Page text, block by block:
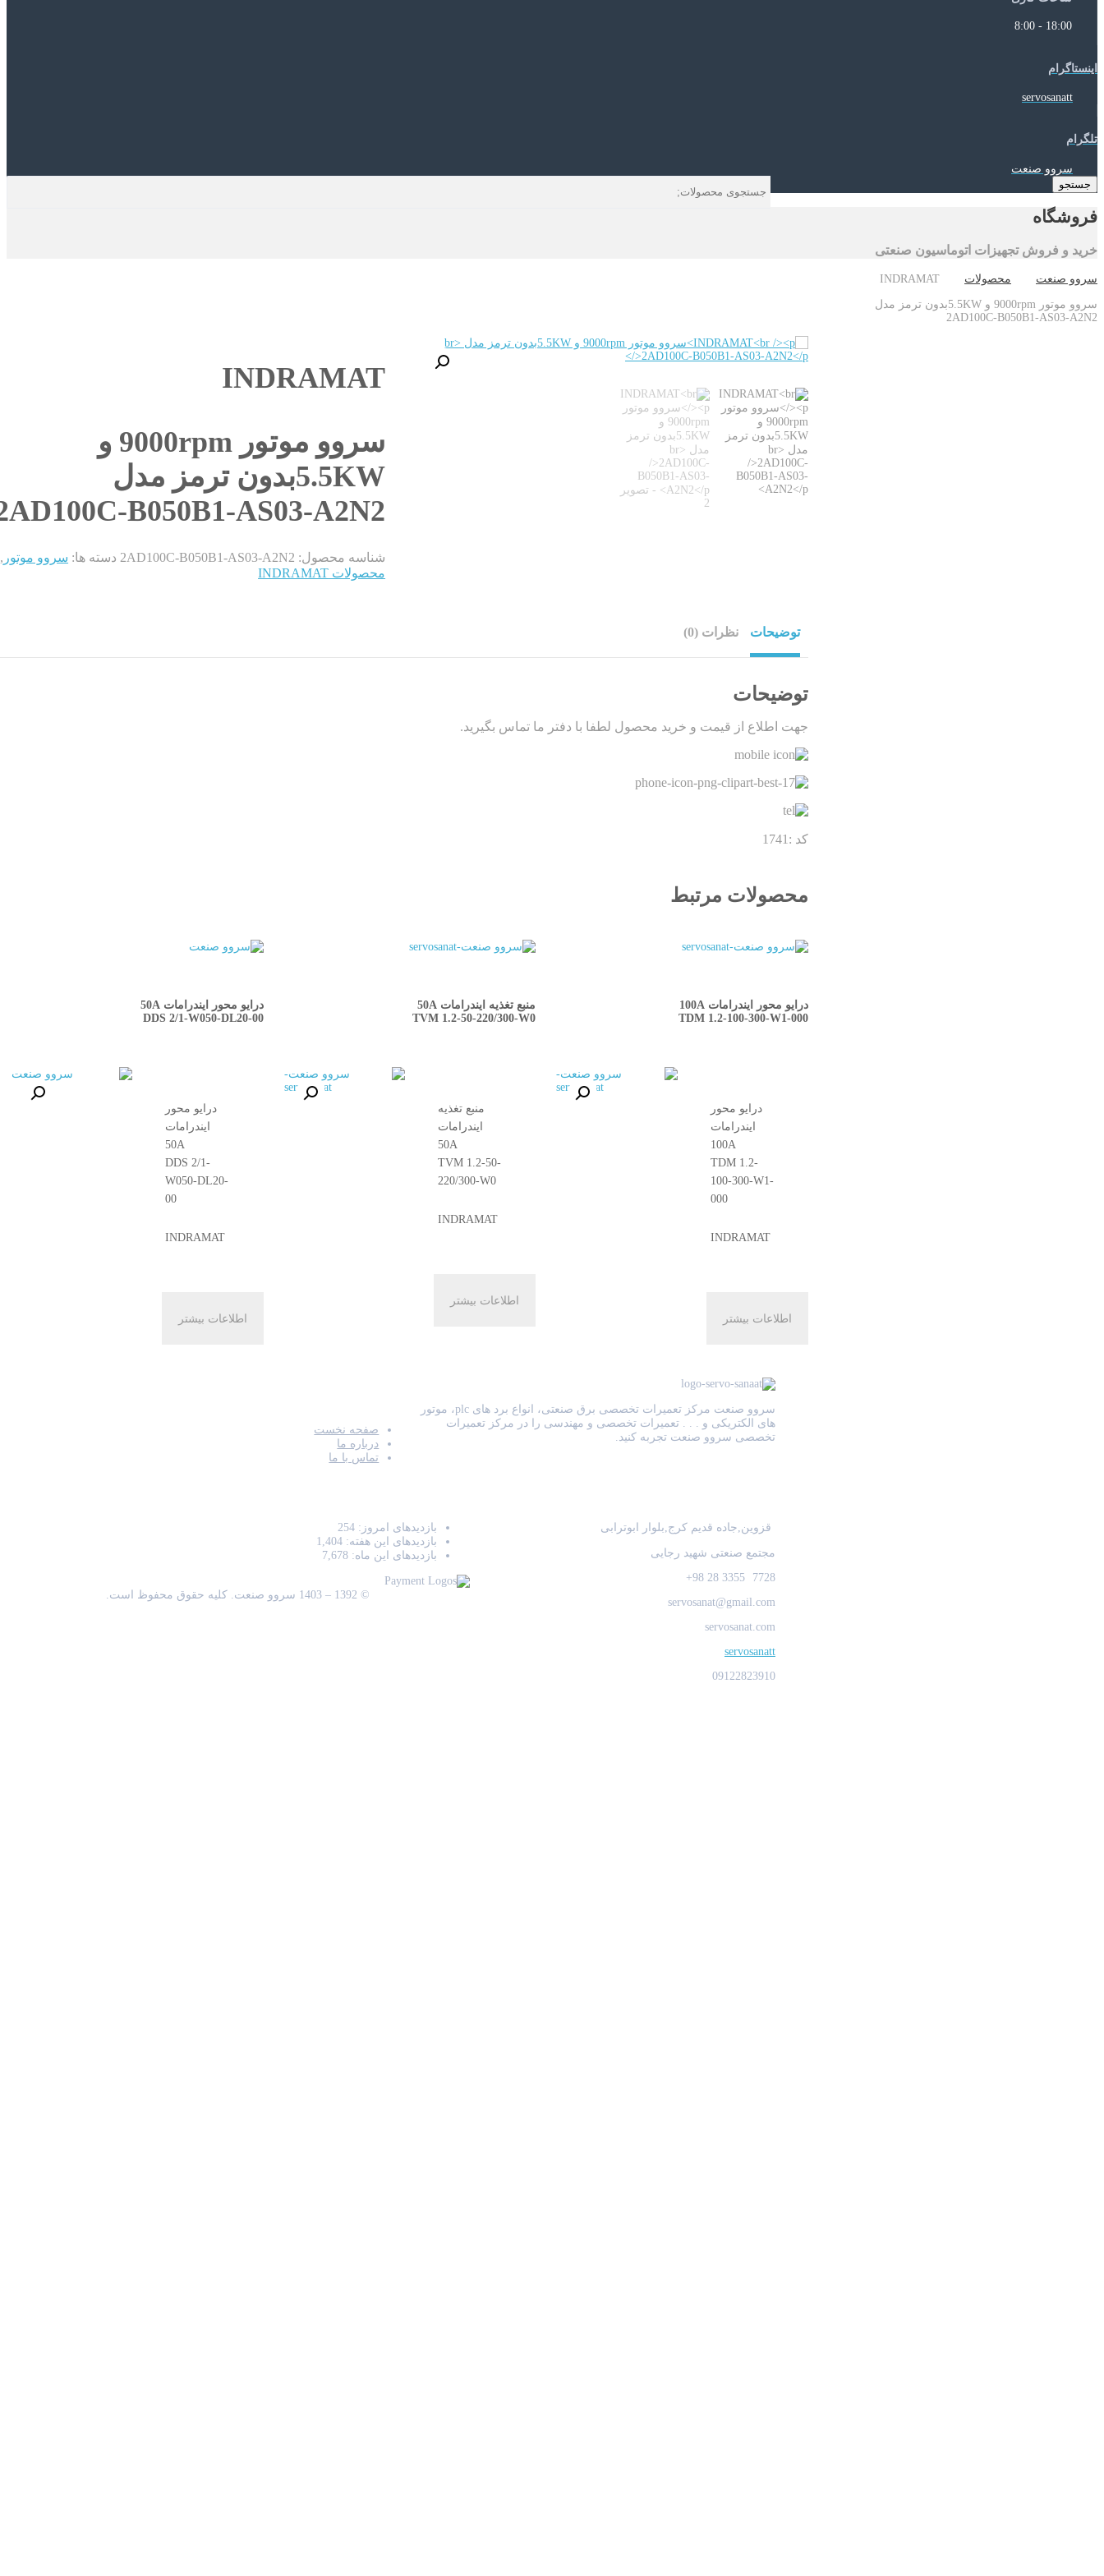
18:00 - 8:00
اینستاگرام
servosanatt
تلگرام
سروو صنعت
جستجو
فروشگاه
خرید و فروش تجهیزات اتوماسیون صنعتی
سروو صنعت محصولات INDRAMAT
سروو موتور 9000rpm و 5.5KWبدون ترمز مدل
2AD100C-B050B1-AS03-A2N2
INDRAMAT
سروو موتور 9000rpm و
5.5KWبدون ترمز مدل
B050B1-AS03-A2N2
شناسه محصول: 2AD100C-B050B1-AS03-A2N2 دسته ها: سروو موتور ,
محصولات INDRAMAT
توضیحات نظرات (0)
توضیحات
جهت اطلاع از قیمت و خرید محصول لطفا با دفتر ما تماس بگیرید.
کد :1741
محصولات مرتبط
درایو محور ایندرامات 100A
TDM 1.2-100-300-W1-000
درایو محور
ایندرامات
100A
TDM 1.2-
100-300-W1-
000
INDRAMAT
اطلاعات بیشتر
منبع تغذیه ایندرامات 50A
TVM 1.2-50-220/300-W0
منبع تغذیه
ایندرامات
50A
TVM 1.2-50-
220/300-W0
INDRAMAT
اطلاعات بیشتر
درایو محور ایندرامات 50A
DDS 2/1-W050-DL20-00
درایو محور
ایندرامات
50A
DDS 2/1-
W050-DL20-
00
INDRAMAT
اطلاعات بیشتر
سروو صنعت مرکز تعمیرات تخصصی برق صنعتی، انواع برد های plc، موتور
های الکتریکی و . . . تعمیرات تخصصی و مهندسی را در مرکز تعمیرات
تخصصی سروو صنعت تجربه کنید.
صفحه نخست
درباره ما
تماس با ما
قزوین,جاده قدیم کرج,بلوار ابوترابی
مجتمع صنعتی شهید رجایی
7728 3355 28 98+
servosanat@gmail.com
servosanat.com
servosanatt
09122823910
بازدیدهای امروز: 254
بازدیدهای این هفته: 1,404
بازدیدهای این ماه: 7,678
© 1392 – 1403 سروو صنعت. کلیه حقوق محفوظ است.